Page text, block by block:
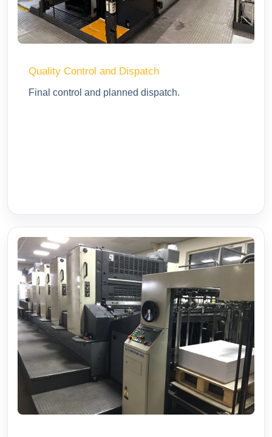
Quality Control and Dispatch
Final control and planned dispatch.